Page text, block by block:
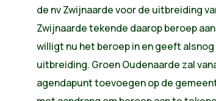
de nv Zwijnaarde voor de uitbreiding
Zwijnaarde tekende daarop beroep
willigt nu het beroep in en geeft
uitbreiding. Groen Oudenaarde zal
agendapunt toevoegen op de